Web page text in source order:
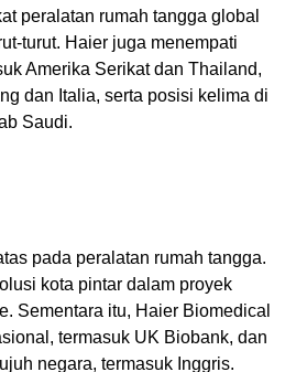
peralatan rumah tangga global
turut. Haier juga menempati
Amerika Serikat dan Thailand,
dan Italia, serta posisi kelima di
Saudi.
pada peralatan rumah tangga.
kota pintar dalam proyek
Sementara itu, Haier Biomedical
termasuk UK Biobank, dan
negara, termasuk Inggris.